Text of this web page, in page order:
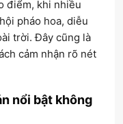
điểm, khi nhiều
pháo hoa, diễu
trời. Đây cũng là
cảm nhận rõ nét
nổi bật không